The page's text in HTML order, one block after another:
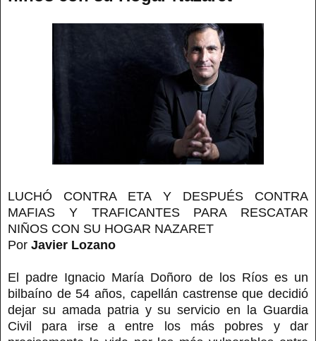
LUCHÓ CONTRA ETA Y DESPUÉS CONTRA
MAFIAS Y TRAFICANTES PARA RESCATAR
NIÑOS CON SU HOGAR NAZARET
Por Javier Lozano
El padre Ignacio María Doñoro de los Ríos es un
bilbaíno de 54 años, capellán castrense que decidió
dejar su amada patria y su servicio en la Guardia
Civil para irse a entre los más pobres y dar